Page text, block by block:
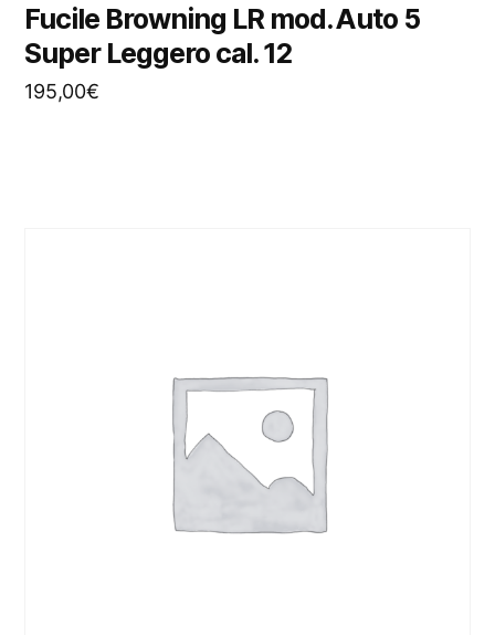
Fucile Browning LR mod. Auto 5
Super Leggero cal. 12
195,00€